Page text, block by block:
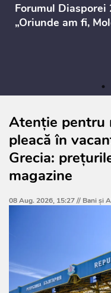
Forumul
„Oriunde am fi,
Atenție pentru
pleacă în
Grecia:
magazine
08 Aug. 2026, 15:27 // Bani și